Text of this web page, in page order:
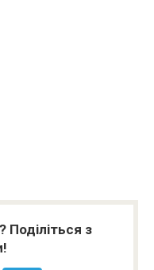
Поділіться з